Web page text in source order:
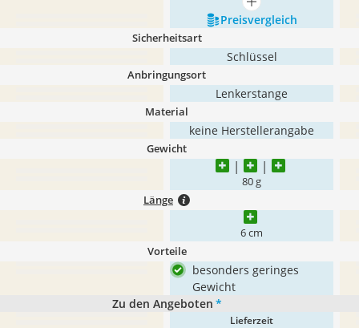
mehr anzeigen
Preis­vergleich
Sicherheitsart
Schlüssel
Anbringungsort
Lenkerstange
Material
keine Herstellerangabe
Gewicht
80 g
Länge
6 cm
Vorteile
besonders geringes
Gewicht
Zu den Angeboten *
Lieferzeit